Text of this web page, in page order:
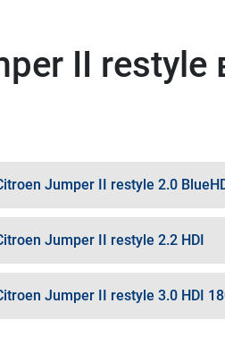
II restyle
Jumper II restyle 2.0
Jumper II restyle 2.2 HDI
Jumper II restyle 3.0 HDI